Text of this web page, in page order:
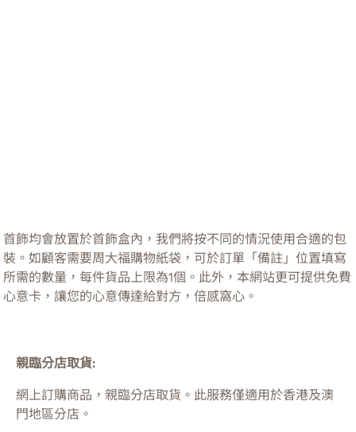
首飾均會放置於首飾盒內，我們將按不同的情況使用合適的包
裝。如顧客需要周大福購物紙袋，可於訂單「備註」位置填寫
所需的數量，每件貨品上限為1個。此外，本網站更可提供免費
心意卡，讓您的心意傳達給對方，倍感窩心。
親臨分店取貨:
網上訂購商品，親臨分店取貨。此服務僅適用於香港及澳
門地區分店。